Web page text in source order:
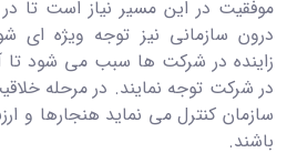
موفقیت در این مسیر نیاز است
درون سازمانی نیز توجه ویژه ای
زاینده در شرکت ها سبب می شود تا
در شرکت توجه نمایند. در مرحله
سازمان کنترل می نماید هنجارها
باشند.